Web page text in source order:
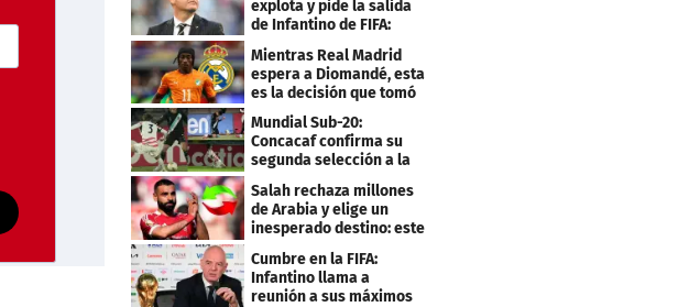
explota y pide la salida
de Infantino de FIFA:
"Deshonesto y cobarde"
Mientras Real Madrid
espera a Diomandé, esta
es la decisión que tomó
el jugador
Mundial Sub-20:
Concacaf confirma su
segunda selección a la
Copa del Mundo 2027
Salah rechaza millones
de Arabia y elige un
inesperado destino: este
será su club
Cumbre en la FIFA:
Infantino llama a
reunión a sus máximos